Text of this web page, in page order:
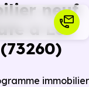
neuf
à Les
immobilier